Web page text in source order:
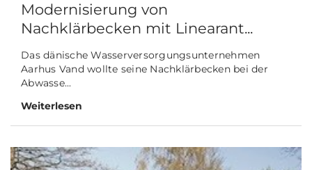
Modernisierung von
Nachklärbecken mit Linearant...
Das dänische Wasserversorgungsunternehmen
Aarhus Vand wollte seine Nachklärbecken bei der
Abwasse...
Weiterlesen